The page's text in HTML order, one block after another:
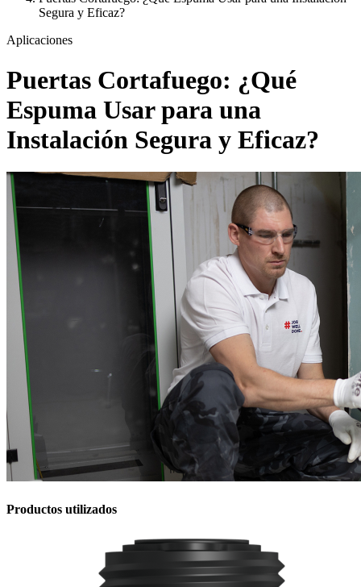
Segura y Eficaz?
Aplicaciones
Puertas Cortafuego: ¿Qué
Espuma Usar para una
Instalación Segura y Eficaz?
Productos utilizados